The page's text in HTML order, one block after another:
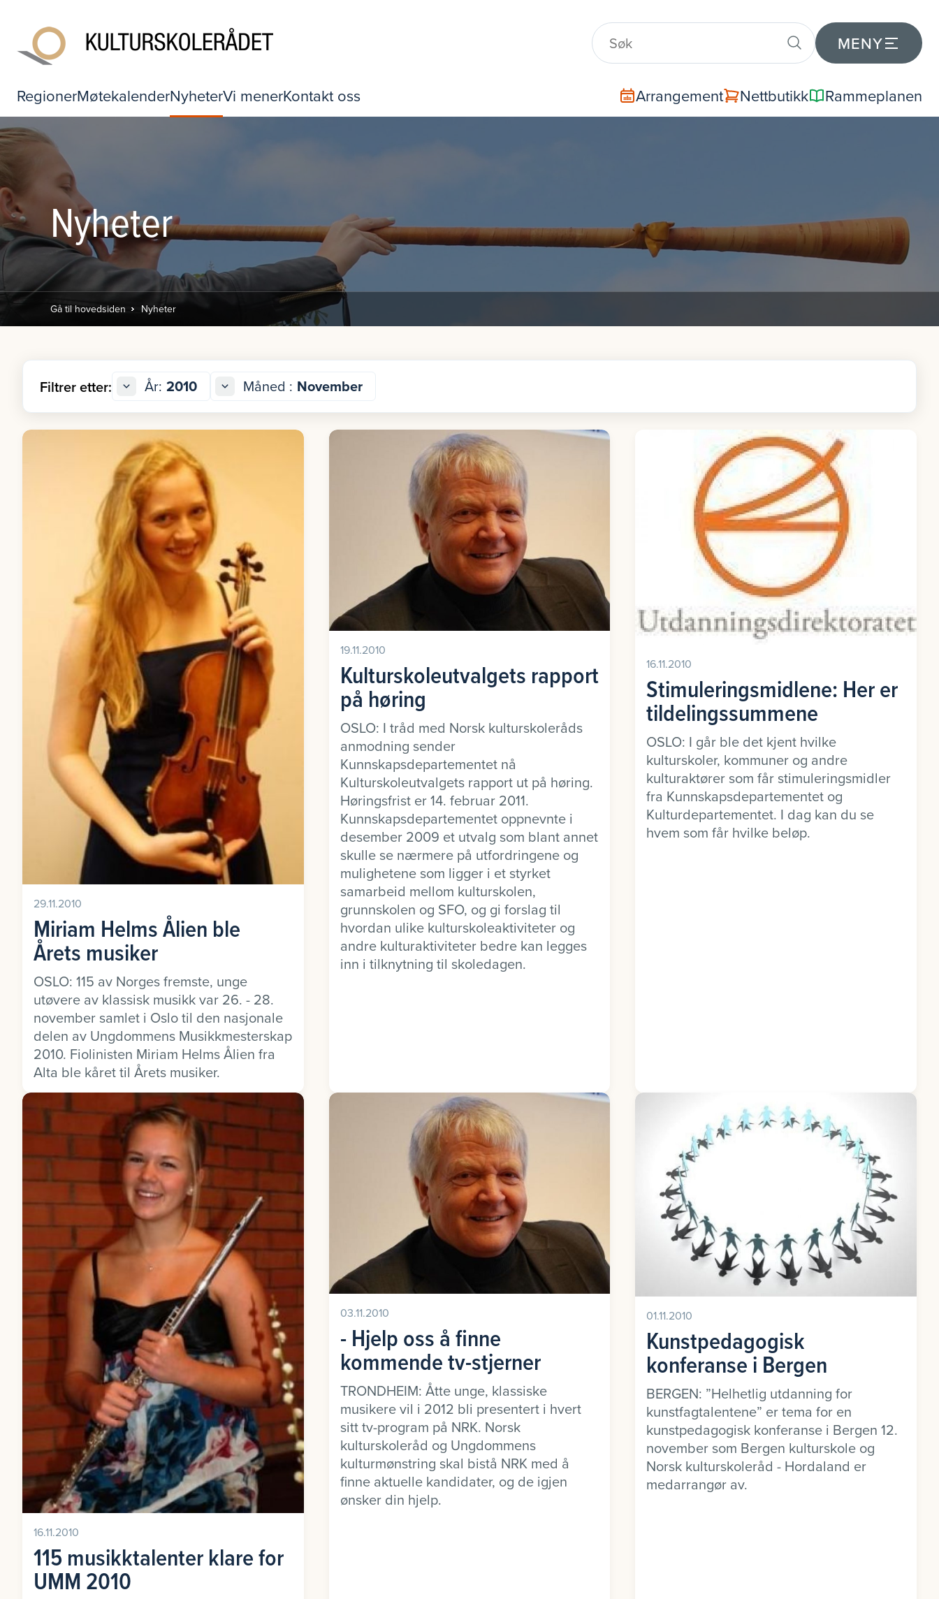
MENY
RegionerMøtekalenderNyheterVi menerKontakt oss Arrangement Nettbutikk Rammeplanen
Nyheter
Gå til hovedsiden Nyheter
Filtrer etter: År: 2010 Måned : November
29.11.2010
Miriam Helms Ålien ble
Årets musiker
OSLO: 115 av Norges fremste, unge
utøvere av klassisk musikk var 26. - 28.
november samlet i Oslo til den nasjonale
delen av Ungdommens Musikkmesterskap
2010. Fiolinisten Miriam Helms Ålien fra
Alta ble kåret til Årets musiker.
19.11.2010
Kulturskoleutvalgets rapport
på høring
OSLO: I tråd med Norsk kulturskoleråds
anmodning sender
Kunnskapsdepartementet nå
Kulturskoleutvalgets rapport ut på høring.
Høringsfrist er 14. februar 2011.
Kunnskapsdepartementet oppnevnte i
desember 2009 et utvalg som blant annet
skulle se nærmere på utfordringene og
mulighetene som ligger i et styrket
samarbeid mellom kulturskolen,
grunnskolen og SFO, og gi forslag til
hvordan ulike kulturskoleaktiviteter og
andre kulturaktiviteter bedre kan legges
inn i tilknytning til skoledagen.
16.11.2010
Stimuleringsmidlene: Her er
tildelingssummene
OSLO: I går ble det kjent hvilke
kulturskoler, kommuner og andre
kulturaktører som får stimuleringsmidler
fra Kunnskapsdepartementet og
Kulturdepartementet. I dag kan du se
hvem som får hvilke beløp.
16.11.2010
115 musikktalenter klare for
UMM 2010
03.11.2010
- Hjelp oss å finne
kommende tv-stjerner
TRONDHEIM: Åtte unge, klassiske
musikere vil i 2012 bli presentert i hvert
sitt tv-program på NRK. Norsk
kulturskoleråd og Ungdommens
kulturmønstring skal bistå NRK med å
finne aktuelle kandidater, og de igjen
ønsker din hjelp.
01.11.2010
Kunstpedagogisk
konferanse i Bergen
BERGEN: ”Helhetlig utdanning for
kunstfagtalentene” er tema for en
kunstpedagogisk konferanse i Bergen 12.
november som Bergen kulturskole og
Norsk kulturskoleråd - Hordaland er
medarrangør av.